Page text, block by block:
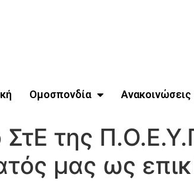
Ομοσπονδία Ανακοινώσεις
της
μας ως